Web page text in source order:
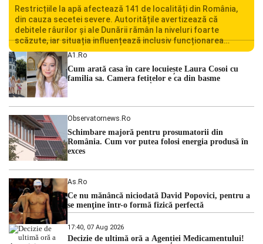
Restricțiile la apă afectează 141 de localități din România,
din cauza secetei severe. Autoritățile avertizează că
debitele râurilor și ale Dunării rămân la niveluri foarte
scăzute, iar situația influențează inclusiv funcționarea
Centralei Nucleare de la Cernavodă. România se confruntă
cu una dintre cele mai dificile perioade din punct de vedere
hidrologic din ultimii ani. Lipsa […]
A1.ro
Cum arată casa în care locuiește Laura Cosoi cu
familia sa. Camera fetițelor e ca din basme
Observatornews.ro
Schimbare majoră pentru prosumatorii din
România. Cum vor putea folosi energia produsă în
exces
As.ro
Ce nu mănâncă niciodată David Popovici, pentru a
se menţine într-o formă fizică perfectă
17:40, 07 Aug 2026
Decizie de ultimă oră a Agenției Medicamentului!